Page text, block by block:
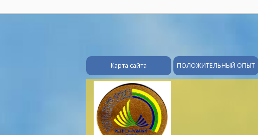
Карта сайта ПОЛОЖИТЕЛЬНЫЙ ОПЫТ